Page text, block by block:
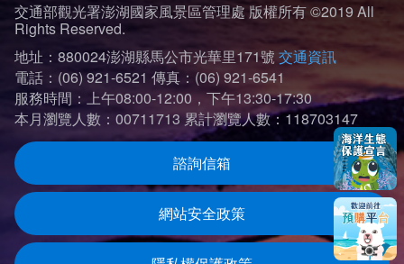
交通部觀光署澎湖國家風景區管理處 版權所有 ©2019 All
Rights Reserved.
地址：880024澎湖縣馬公市光華里171號 交通資訊
電話：(06) 921-6521 傳真：(06) 921-6541
服務時間：上午08:00-12:00，下午13:30-17:30
本月瀏覽人數：00711713 累計瀏覽人數：118703147
諮詢信箱
網站安全政策